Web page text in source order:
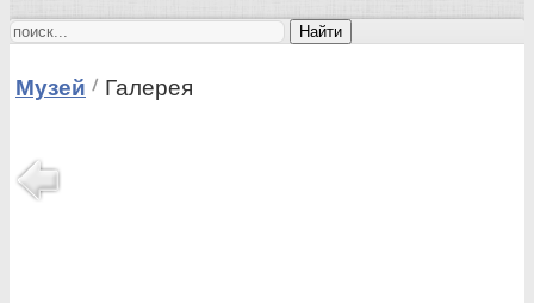
Найти
Музей Галерея